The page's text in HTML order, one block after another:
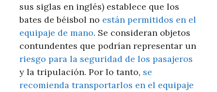
sus siglas en inglés) establece que los
bates de béisbol no están permitidos en el
equipaje de mano. Se consideran objetos
contundentes que podrían representar un
riesgo para la seguridad de los pasajeros
y la tripulación. Por lo tanto, se
recomienda transportarlos en el equipaje